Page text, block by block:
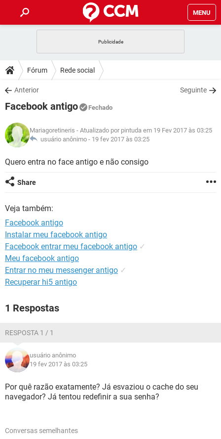
MENU
CELULAR
OUTLOOK
INSTAGRAM
GUIA DE COMPRAS
DICAS
JOGOS
INSTAGRAM GMAIL
GUIA DE COMPRAS
DOWNLOADS
JOGOS
CELULAR
OUTLOOK EXCEL
JOGOS WHATSAPP
CELULAR
OUTLOOK EXCEL
INSTAGRAM
GLOSSÁRIO
WHATSAPP
INSTAGRAM
GUIA DE COMPRAS
Fórum Rede social
Anterior Seguinte
Facebook antigo Fechado
Mariagoretineris - Atualizado por pintuda em 19 Fev 2017 às 03:25
usuário anônimo - 19 fev 2017 às 03:25
Quero entra no face antigo e não consigo
Share
Veja também:
Facebook antigo
Instalar meu facebook antigo
Facebook entrar meu facebook antigo ✓
Meu facebook antigo
Entrar no meu messenger antigo ✓
Recuperar hi5 antigo
1 Respostas
RESPOSTA 1 / 1
usuário anônimo
19 fev 2017 às 03:25
Por quê razão exatamente? Já esvaziou o cache do seu
navegador? Já tentou redefinir a sua senha?
Conversas semelhantes